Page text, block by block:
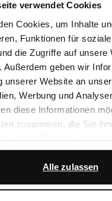
verwendet Cookies
Cookies, um Inhalte
Funktionen für
die Zugriffe auf unsere
Außerdem geben wir
unserer Website an
Werbung und
diese Informationen
zusammen, die Sie
sie im Rahmen Ihrer
arbeiten wir mit
Alle zulassen
Shop-Gütesiegel
Bedenkzeit
Bootsschuhe
Die Bootsschuhe
die Innenseite ist aus
mit dem Carbon